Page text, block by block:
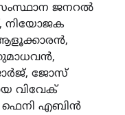
ജനറൽ
നിയോജക
ജോസ്
വിവേക്
ഫെനി എബിൻ